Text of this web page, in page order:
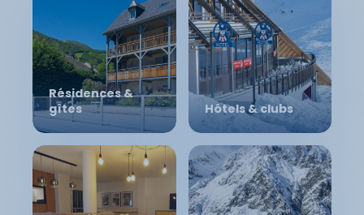
Résidences &
gîtes
Hôtels & clubs